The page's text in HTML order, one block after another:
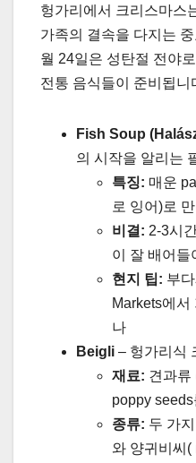
헝가리에서 크리스마스
가족의 결속을 다지는
월 24일은 성탄절 전야
전통 음식들이 준비됩니
Fish Soup
의 시작을 알리는
특징: 매운
로 잉어)로
비결: 2-3시
이 잘 배어들
현지 팁: 부
Markets에서
나
Beigli – 헝가리식
재료: 견과류
poppy
종류: 두 가
와 양귀비씨(